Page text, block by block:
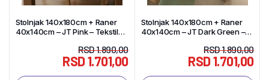
Stolnjak 140x180cm + Raner
40x140cm – JT Pink – Tekstil
RSD1.890,00
RSD1.701,00
Stolnjak 140x180cm + Raner
40x140cm – JT Dark Green –
RSD1.890,00
RSD1.701,00